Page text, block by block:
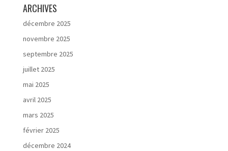
ARCHIVES
décembre 2025
novembre 2025
septembre 2025
juillet 2025
mai 2025
avril 2025
mars 2025
février 2025
décembre 2024